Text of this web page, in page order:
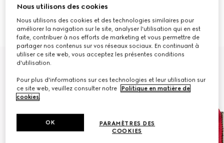
Sac à dos avec imprimé pour
enfant
€ 1.100
à imprimé
€ 1.100
Nous utilisons des cookies
Nous utilisons des cookies et des technologies similaires pour
améliorer la navigation sur le site, analyser l'utilisation qui en est
faite, contribuer à nos efforts de marketing et vous permettre de
partager nos contenus sur vos réseaux sociaux. En continuant à
utiliser ce site web, vous acceptez les présentes conditions
d'utilisation.
Pour plus d'informations sur ces technologies et leur utilisation sur
ce site web, veuillez consulter notre
Politique en matière de
cookies.
PARAMÈTRES DES
COOKIES
OK